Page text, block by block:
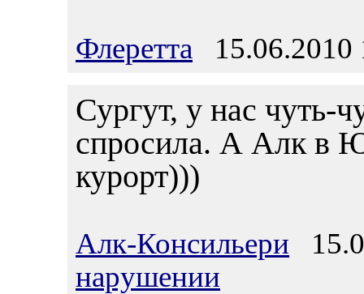
Флеретта 15.06.2010
Сургут, у нас чуть-
спросила. А Алк в
курорт)))
Алк-Консильери
нарушении